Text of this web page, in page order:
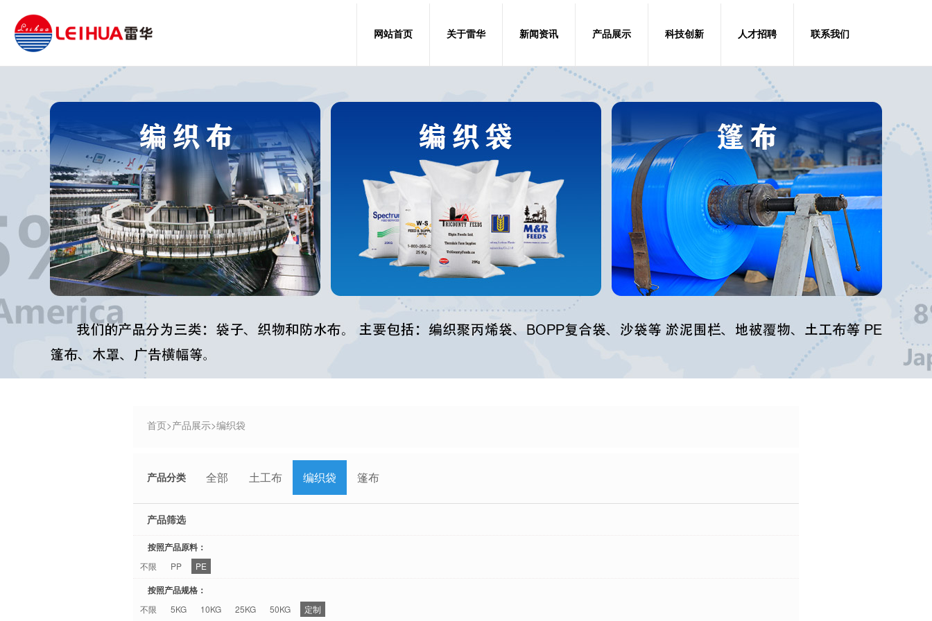
网站首页 关于雷华 新闻资讯 产品展示 科技创新 人才招聘 联系我们
首页>产品展示>编织袋
产品分类 全部 土工布 编织袋 篷布
产品筛选
按照产品原料：
不限 PP PE
按照产品规格：
不限 5KG 10KG 25KG 50KG 定制